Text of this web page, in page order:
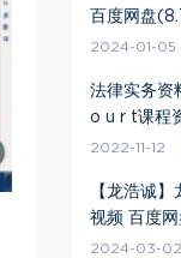
百度网盘
2024-01-05
法律实务资
o u r t课程
2022-11-12
【龙浩诚
视频 百度
2024-03-02